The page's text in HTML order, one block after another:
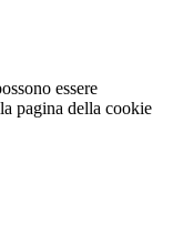
essere
pagina della cookie